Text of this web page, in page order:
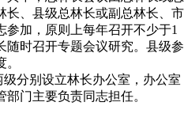
长、县级总林长或副总林长、市
加，原则上每年召开不少于1
随时召开专题会议研究。县级参
分别设立林长办公室，办公室
门主要负责同志担任。